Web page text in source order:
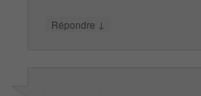
Répondre ↓